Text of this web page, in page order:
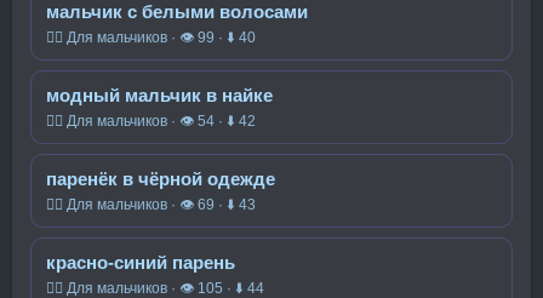
мальчик с белыми волосами
🧍‍♂️ Для мальчиков · 👁 99 · ⬇ 40
модный мальчик в найке
🧍‍♂️ Для мальчиков · 👁 54 · ⬇ 42
паренёк в чёрной одежде
🧍‍♂️ Для мальчиков · 👁 69 · ⬇ 43
красно-синий парень
🧍‍♂️ Для мальчиков · 👁 105 · ⬇ 44